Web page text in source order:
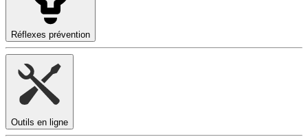
Réflexes prévention
Outils en ligne